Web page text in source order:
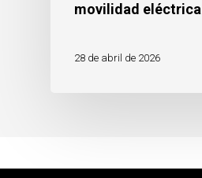
movilidad eléctrica
28 de abril de 2026